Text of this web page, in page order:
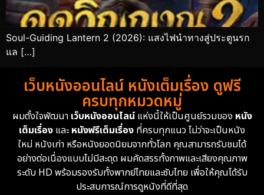
Soul-Guiding Lantern 2 (2026): แสงไฟนำทางสู่ประตูนรก
แล […]
เว็บหนังออนไลน์ หนังเต็มเรื่อง ดูฟรี
ครบทุกหมวดหมู่
ผมตั้งใจพัฒนา เว็บหนังออนไลน์แห่งนี้ให้เป็นศูนย์รวมของ หนัง
เต็มเรื่อง และหนังฟรีเต็มเรื่อง ที่ครบทุกแนว ไม่ว่าจะเป็นหนัง
ใหม่ หนังเก่า หรือหนังยอดนิยมจากทั่วโลก คุณสามารถรับชมได้
อย่างต่อเนื่องแบบไม่มีสะดุด ผมคัดสรรทั้งภาพและเสียงคุณภาพ
ระดับ HD พร้อมรองรับทั้งพากย์ไทยและซับไทย เพื่อให้คุณได้รับ
ประสบการณ์การดูหนังที่ดีที่สุด